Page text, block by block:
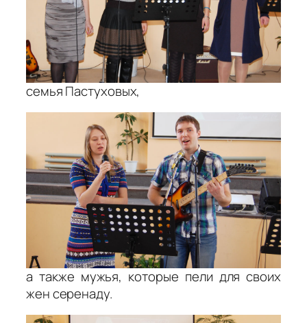
семья Пастуховых,
а также мужья, которые пели для своих
жен серенаду.